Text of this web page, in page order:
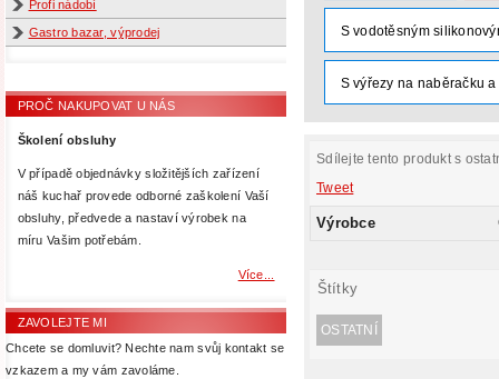
Profi nádobí
Gastro bazar, výprodej
PROČ NAKUPOVAT U NÁS
Školení obsluhy
V případě objednávky složitějších zařízení
náš kuchař provede odborné zaškolení Vaší
obsluhy, předvede a nastaví výrobek na
míru Vašim potřebám.
Více...
ZAVOLEJTE MI
Chcete se domluvit? Nechte nam svůj kontakt se
vzkazem a my vám zavoláme.
S vodotěsným
S výřezy na naběračku
Sdílejte tento produkt s
Tweet
Výrobce
Štítky
OSTATNÍ